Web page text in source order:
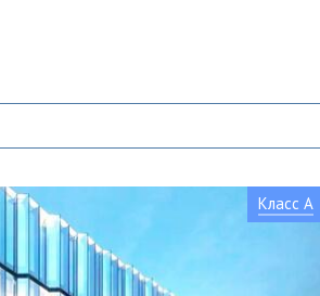
Класс A